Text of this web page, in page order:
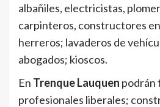
albañiles, electricistas,
carpinteros, constructores
herreros; lavaderos de
abogados; kioscos.
En Trenque Lauquen podrán
profesionales liberales;